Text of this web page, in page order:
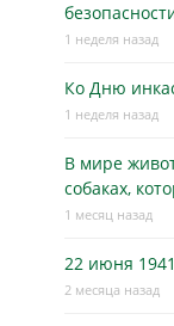
1 неделя назад
Ко Дню
1 неделя назад
В мире
собаках,
1 месяц назад
22 июня
2 месяца назад